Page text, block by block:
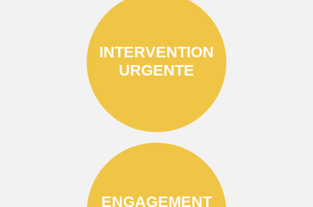
INTERVENTION
URGENTE
ENGAGEMENT